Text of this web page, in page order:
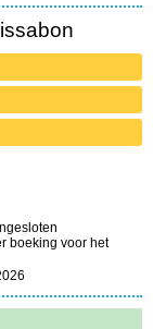
boeking voor het